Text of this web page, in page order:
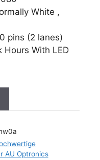
White ,
pins (2 lanes)
Hours With LED
AU Optronics